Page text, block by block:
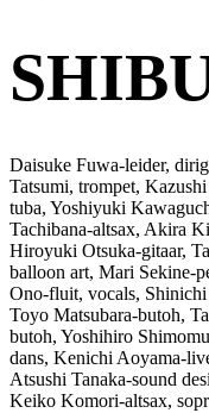
Daisuke Fuwa-leider,
Tatsumi, trompet,
tuba, Yoshiyuki
Tachibana-altsax, Akira
Hiroyuki Otsuka-gitaar,
balloon art, Mari Sekine-
Ono-fluit, vocals, Shinichi
Toyo Matsubara-butoh,
butoh, Yoshihiro
dans, Kenichi Aoyama-
Atsushi Tanaka-sound
Keiko Komori-altsax,